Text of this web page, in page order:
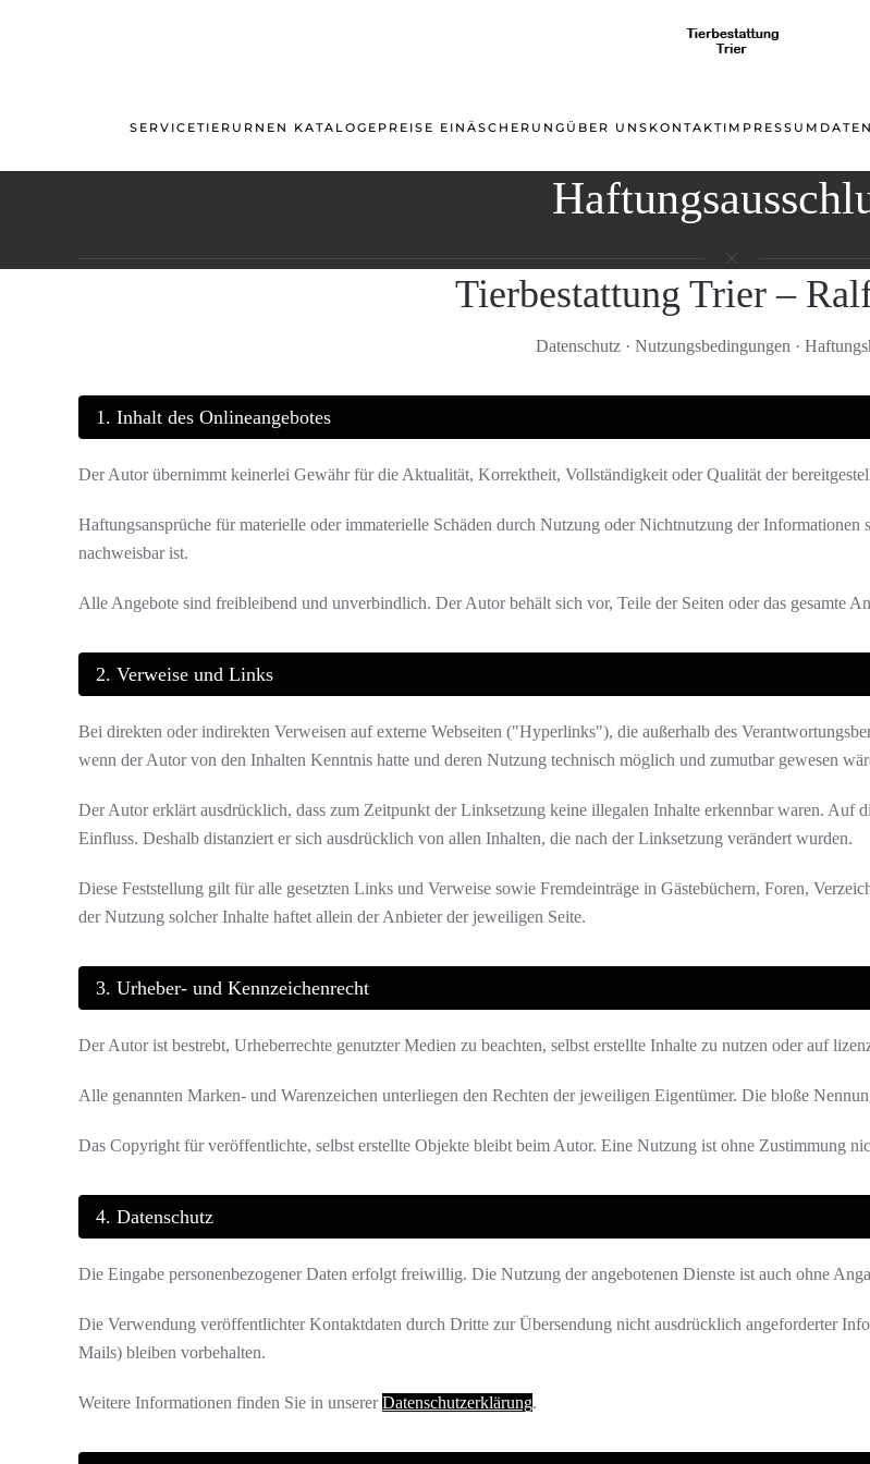
SERVICETIERURNEN KATALOGE PREISE EINÄSCHERUNG ÜBER UNS KONTAKTIMPRESSUM
Tierbestattung Trier –
Datenschutz · Nutzungsbedingungen ·
1. Inhalt des Onlineangebotes
Der Autor übernimmt keinerlei Gewähr für die Aktualität, Korrektheit, Vollständigkeit oder Qualität der
Haftungsansprüche für materielle oder immaterielle Schäden durch Nutzung oder Nichtnutzung der Informationen
nachweisbar ist.
Alle Angebote sind freibleibend und unverbindlich. Der Autor behält sich vor, Teile der Seiten oder das gesamte
2. Verweise und Links
Bei direkten oder indirekten Verweisen auf externe Webseiten ("Hyperlinks"), die außerhalb des
wenn der Autor von den Inhalten Kenntnis hatte und deren Nutzung technisch möglich und zumutbar gewesen
Der Autor erklärt ausdrücklich, dass zum Zeitpunkt der Linksetzung keine illegalen Inhalte erkennbar waren. Auf
Einfluss. Deshalb distanziert er sich ausdrücklich von allen Inhalten, die nach der Linksetzung verändert wurden.
Diese Feststellung gilt für alle gesetzten Links und Verweise sowie Fremdeinträge in Gästebüchern, Foren,
der Nutzung solcher Inhalte haftet allein der Anbieter der jeweiligen Seite.
3. Urheber- und Kennzeichenrecht
Der Autor ist bestrebt, Urheberrechte genutzter Medien zu beachten, selbst erstellte Inhalte zu nutzen oder auf
Alle genannten Marken- und Warenzeichen unterliegen den Rechten der jeweiligen Eigentümer. Die bloße
Das Copyright für veröffentlichte, selbst erstellte Objekte bleibt beim Autor. Eine Nutzung ist ohne Zustimmung
4. Datenschutz
Die Eingabe personenbezogener Daten erfolgt freiwillig. Die Nutzung der angebotenen Dienste ist auch ohne
Die Verwendung veröffentlichter Kontaktdaten durch Dritte zur Übersendung nicht ausdrücklich angeforderter
Mails) bleiben vorbehalten.
Weitere Informationen finden Sie in unsererDatenschutzerklärung.